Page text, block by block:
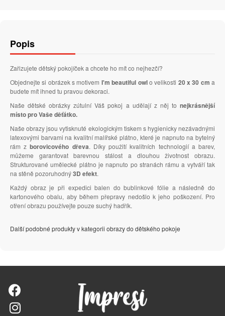
Popis
Zařizujete dětský pokojíček a chcete ho mít co nejhezčí?
Objednejte si obrázek s motivem I'm beautiful owlo velikosti 20 x 30 cm a
budete mít ihned tu pravou dekoraci.
Naše dětské obrázky zútulní Váš pokoj a udělají z něj to nejkrásnější
místo pro Vaše děťátko.
Naše obrazy jsou vytisknuté ekologickým tiskem s hygienicky nezávadnými
latexovými barvami na kvalitní malířské plátno, které je napnuto na bytelný
rám zborovicového dřeva. Díky použití kvalitních technologií a barev,
můžeme garantovat barevnou stálost a dlouhou životnost obrazu.
Strukturované umělecké plátno je napnuto po stranách rámu a vytváří tak
na stěně pozoruhodný3D efekt.
Každý obraz je při expedici balen do bublinkové fólie a následně do
kartonového obalu, aby během přepravy nedošlo k jeho poškození. Pro
otření obrazu používejte pouze suchý hadřík.
Další podobné produkty v kategorii obrazy do dětského pokoje